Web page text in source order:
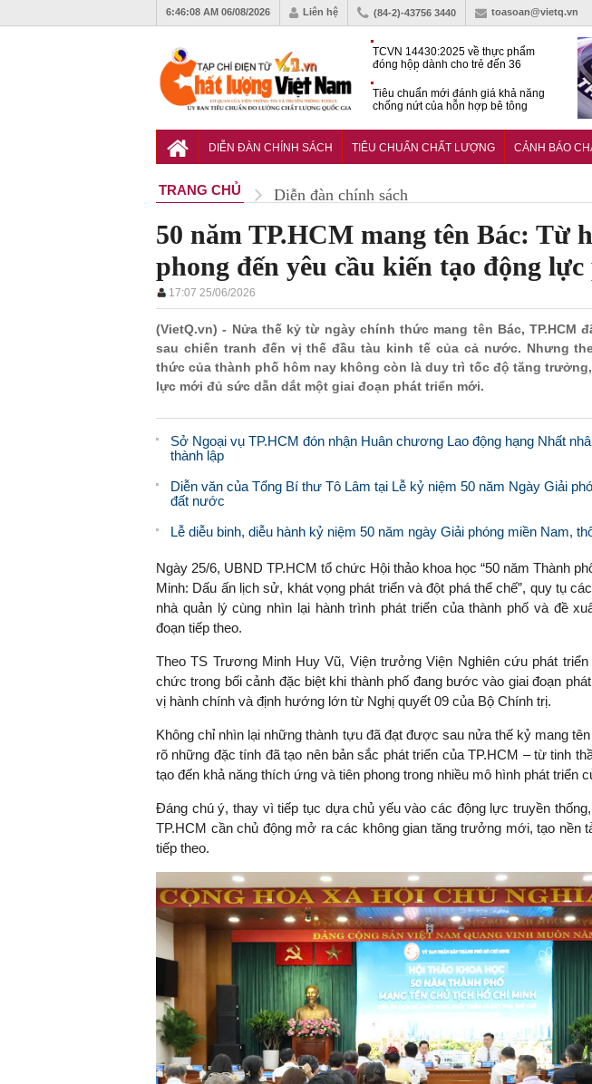
6:46:09 AM 06/08/2026 Liên hệ (84-2)-43756 3440 toasoan@vietq.vn
TCVN 14430:2025 về thực phẩm
đóng hộp dành cho trẻ đến 36
Tiêu chuẩn mới đánh giá khả năng
chống nứt của hỗn hợp bê tông
với khả năng tăng tốc cực ‘bốc’, đổi
DIỄN ĐÀN CHÍNH SÁCH TIÊU CHUẨN CHẤT LƯỢNG CẢNH BÁO
TRANG CHỦ Diễn đàn chính sách
50 năm TP.HCM mang tên Bác: Từ
phong đến yêu cầu kiến tạo động
17:07 25/06/2026
(VietQ.vn) - Nửa thế kỷ từ ngày chính thức mang tên Bác, TP.HCM
sau chiến tranh đến vị thế đầu tàu kinh tế của cả nước. Nhưng
thức của thành phố hôm nay không còn là duy trì tốc độ tăng
lực mới đủ sức dẫn dắt một giai đoạn phát triển mới.
Sở Ngoại vụ TP.HCM đón nhận Huân chương Lao động hạng Nhất
thành lập
Diễn văn của Tổng Bí thư Tô Lâm tại Lễ kỷ niệm 50 năm Ngày Giải
đất nước
Lễ diễu binh, diễu hành kỷ niệm 50 năm ngày Giải phóng miền Nam,
Ngày 25/6, UBND TP.HCM tổ chức Hội thảo khoa học “50 năm Thành
Minh: Dấu ấn lịch sử, khát vọng phát triển và đột phá thể chế”, quy tụ
nhà quản lý cùng nhìn lại hành trình phát triển của thành phố và đề
đoạn tiếp theo.
Theo TS Trương Minh Huy Vũ, Viện trưởng Viện Nghiên cứu phát
chức trong bối cảnh đặc biệt khi thành phố đang bước vào giai đoạn
vị hành chính và định hướng lớn từ Nghị quyết 09 của Bộ Chính trị.
Không chỉ nhìn lại những thành tựu đã đạt được sau nửa thế kỷ mang
rõ những đặc tính đã tạo nên bản sắc phát triển của TP.HCM – từ tinh
tạo đến khả năng thích ứng và tiên phong trong nhiều mô hình phát triển
Đáng chú ý, thay vì tiếp tục dựa chủ yếu vào các động lực truyền
TP.HCM cần chủ động mở ra các không gian tăng trưởng mới, tạo nền
tiếp theo.